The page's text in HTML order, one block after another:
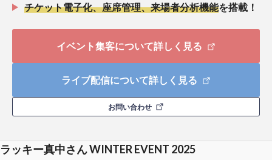
チケット電子化、座席管理、来場者分析機能を搭載！
イベント集客について詳しく見る
ライブ配信について詳しく見る
お問い合わせ
ラッキー真中さん WINTER EVENT 2025